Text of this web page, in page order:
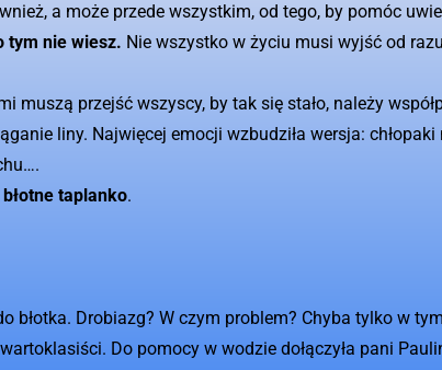
a może przede wszystkim, od tego, by pomóc
tym nie wiesz. Nie wszystko w życiu musi wyjść od
muszą przejść wszyscy, by tak się stało, należy
liny. Najwięcej emocji wzbudziła wersja: chłopaki
błotne taplanko.
Drobiazg? W czym problem? Chyba tylko w
Do pomocy w wodzie dołączyła pani